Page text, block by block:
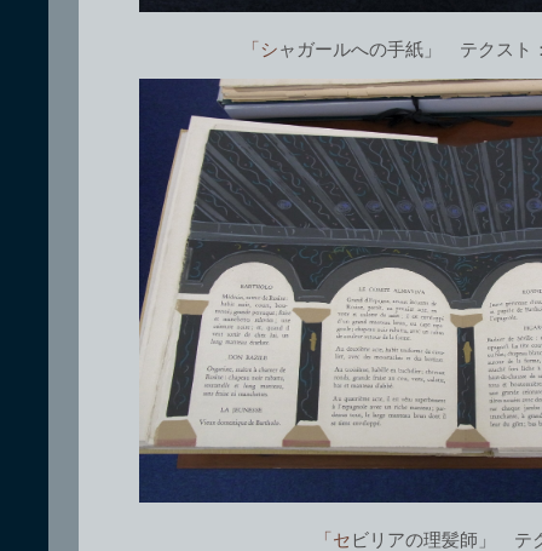
「シャガールへの手紙」 テク
「セビリアの理髪師」